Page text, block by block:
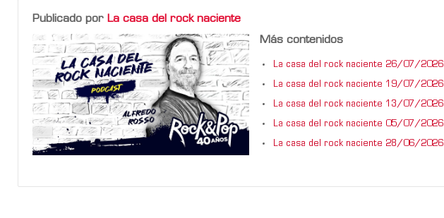
Publicado por La casa del rock naciente
Más contenidos
La casa del rock naciente 26/07/2026
La casa del rock naciente 19/07/2026
La casa del rock naciente 13/07/2026
La casa del rock naciente 05/07/2026
La casa del rock naciente 28/06/2026